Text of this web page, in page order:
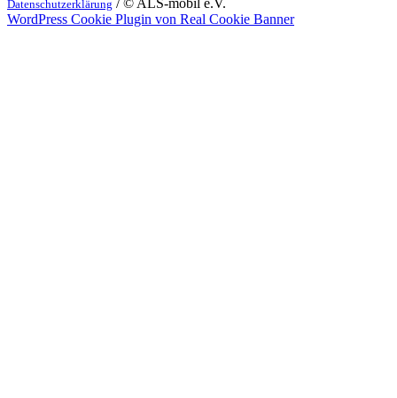
Datenschutzerklärung
WordPress Cookie Plugin von Real Cookie Banner